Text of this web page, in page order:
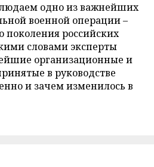
одно из важнейших
военной операции –
поколения российских
словами эксперты
организационные и
в руководстве
и зачем изменилось в